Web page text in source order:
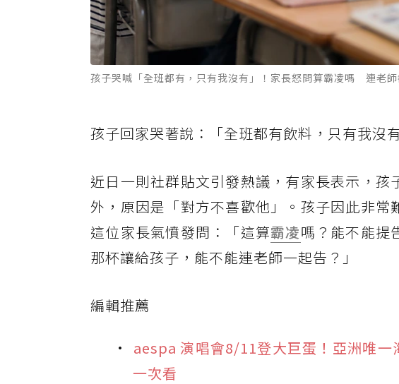
孩子哭喊「全班都有，只有我沒有」！家長怒問算霸凌嗎 連老
孩子回家哭著說：「全班都有飲料，只有我沒
近日一則社群貼文引發熱議，有家長表示，
外，原因是「對方不喜歡他」。孩子因此非
這位家長氣憤發問：「這算霸凌嗎？能不能提
那杯讓給孩子，能不能連老師一起告？」
編輯推薦
aespa 演唱會8/11登大巨蛋！亞洲唯
一次看